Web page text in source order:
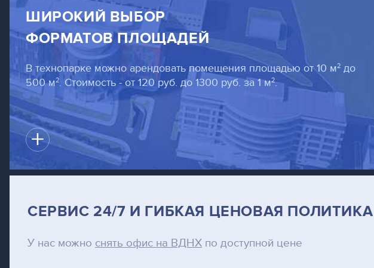
ШИРОКИЙ ВЫБОР
ФОРМАТОВ ПЛОЩАДЕЙ
В технопарке можно арендовать помещения площадью от 10 м2 до
500 м2. Стоимость - от 120 руб. до 1300 руб. за 1 м2.
+
СЕРВИС 24/7 И ГИБКАЯ ЦЕНОВАЯ ПОЛИТИКА
У нас можно снять офис на ВДНХ по доступной цене